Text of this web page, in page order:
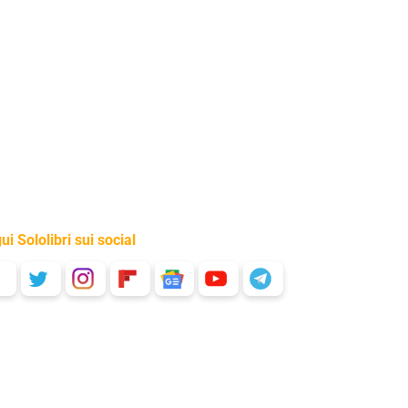
Sololibri sui social